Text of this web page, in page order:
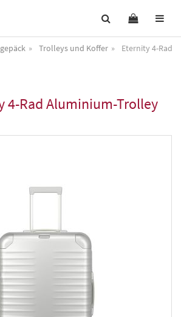
Trolleys und Koffer Eternity 4-Rad
4-Rad Aluminium-Trolley